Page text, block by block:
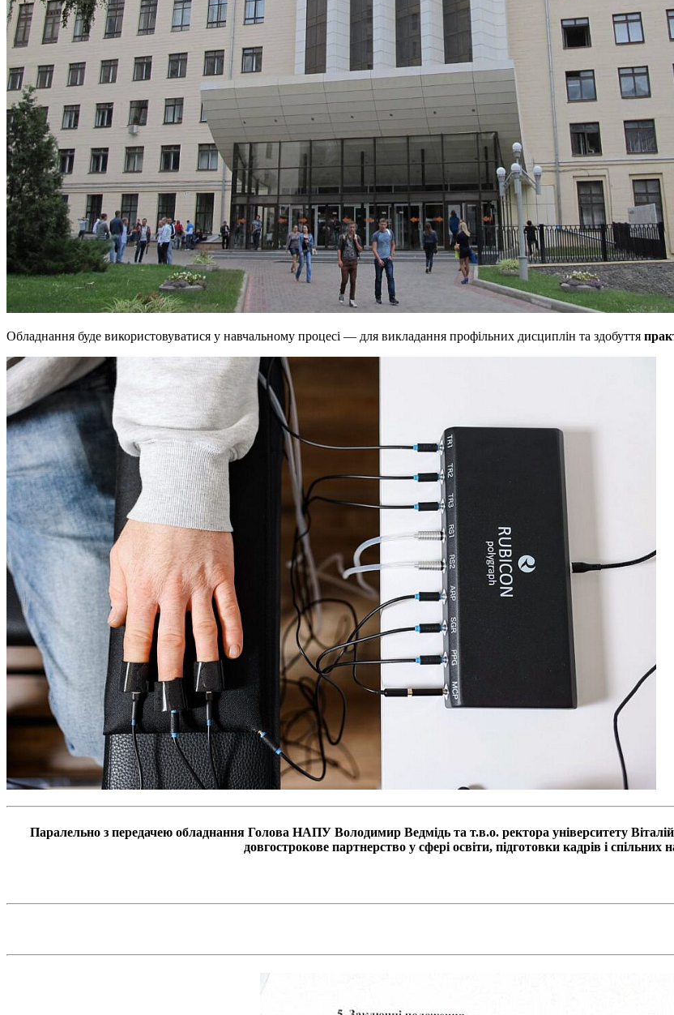
Обладнання буде використовуватися у навчальному процесі — для викладання профільних дисциплін та здобуття
Паралельно з передачею обладнання Голова НАПУ Володимир Ведмідь та т.в.о. ректора університету
довгострокове партнерство у сфері освіти, підготовки кадрів і спільних